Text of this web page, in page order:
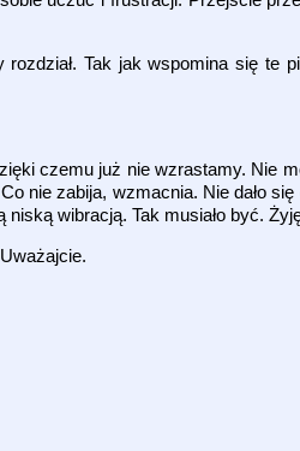
rozdział. Tak jak wspomina się
czemu już nie wzrastamy. Nie
nie zabija, wzmacnia. Nie dało
niską wibracją. Tak musiało być.